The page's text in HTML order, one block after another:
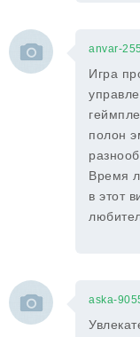
anvar-
Игра
полон
Время
в этот
aska-